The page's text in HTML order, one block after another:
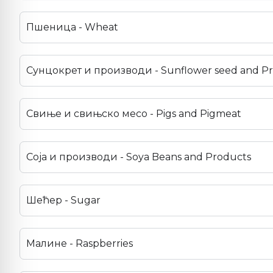
Пшеница - Wheat
Сунцокрет и производи - Sunflower seed and
Свиње и свињско месо - Pigs and Pigmeat
Соја и производи - Soya Beans and Products
Шећер - Sugar
Малине - Raspberries